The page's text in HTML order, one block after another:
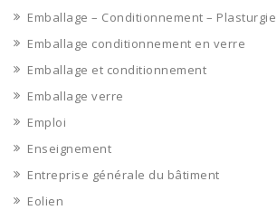
Emballage – Conditionnement – Plasturgie
Emballage conditionnement en verre
Emballage et conditionnement
Emballage verre
Emploi
Enseignement
Entreprise générale du bâtiment
Eolien